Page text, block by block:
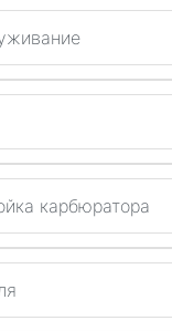
карбюратора